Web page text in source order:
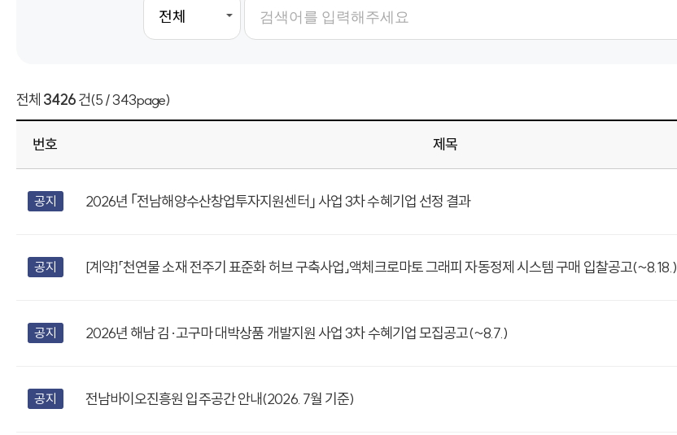
전체 3426건(5 / 343page)
번호 제목
공지 2026년 ｢전남해양수산창업투자지원센터｣ 사업 3차 수혜기업 선정 결과
공지 [계약]「천연물 소재 전주기 표준화 허브 구축사업」액체크로마토 그래피 자동정제 시스템 구매 입찰공고(~8.18.)
공지 2026년 해남 김·고구마 대박상품 개발지원 사업 3차 수혜기업 모집공고(~8.7.)
공지 전남바이오진흥원 입주공간 안내(2026. 7월 기준)